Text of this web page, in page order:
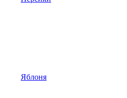
Яблоня